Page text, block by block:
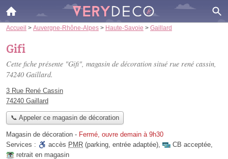
Accueil > Auvergne-Rhône-Alpes > Haute-Savoie > Gaillard
Gifi
Cette fiche présente "Gifi", magasin de décoration situé rue rené cassin,
74240 Gaillard.
3 Rue René Cassin
74240 Gaillard
📞 Appeler ce magasin de décoration
Magasin de décoration - Fermé, ouvre demain à 9h30
Services :
accès PMR (parking, entrée adaptée), CB acceptée,
retrait en magasin